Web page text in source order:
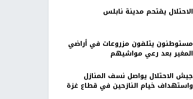
الاحتلال يقتحم مدينة نابلس
مستوطنون يتلفون مزروعات في أراضي
المغير بعد رعي مواشيهم
جيش الاحتلال يواصل نسف المنازل
واستهداف خيام النازحين في قطاع غزة